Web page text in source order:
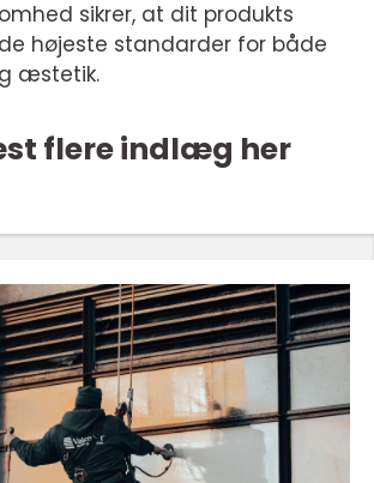
sikrer, at dit produkts
højeste standarder for både
æstetik.
flere indlæg her